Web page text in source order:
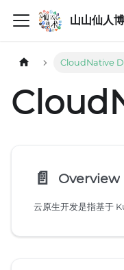
山山仙人
CloudNative
📄️ Overview